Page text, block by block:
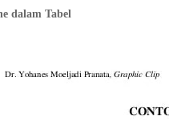
dalam Tabel